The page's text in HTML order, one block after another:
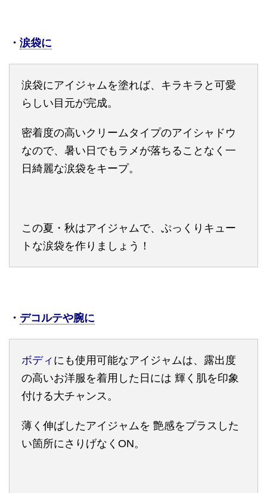
・ 涙袋に
涙袋にアイジャムを塗れば、キラキラと可愛
らしい目元が完成。
密着度の高いクリームタイプのアイシャドウ
なので、暑い日でもラメが落ちることなく一
日綺麗な涙袋をキープ。
この夏・秋はアイジャムで、ぷっくりキュー
トな涙袋を作りましょう！
・ デコルテや腕に
ボディ にも使用可能なアイジャムは、露出度
の高いお洋服を着用した日には 輝く肌を印象
付ける大チャンス。
薄く伸ばしたアイジャムを 艶感をプラスした
い箇所にさりげなくON。